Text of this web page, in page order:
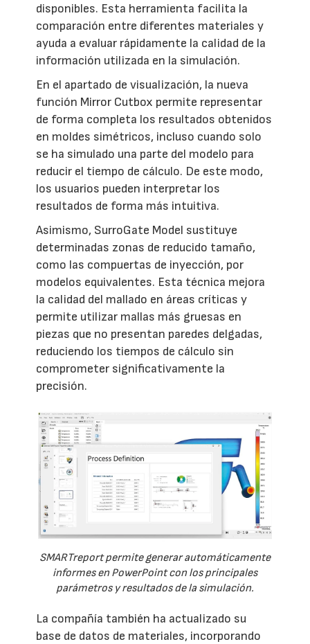
disponibles. Esta herramienta facilita la
comparación entre diferentes materiales y
ayuda a evaluar rápidamente la calidad de la
información utilizada en la simulación.
En el apartado de visualización, la nueva
función Mirror Cutbox permite representar
de forma completa los resultados obtenidos
en moldes simétricos, incluso cuando solo
se ha simulado una parte del modelo para
reducir el tiempo de cálculo. De este modo,
los usuarios pueden interpretar los
resultados de forma más intuitiva.
Asimismo, SurroGate Model sustituye
determinadas zonas de reducido tamaño,
como las compuertas de inyección, por
modelos equivalentes. Esta técnica mejora
la calidad del mallado en áreas críticas y
permite utilizar mallas más gruesas en
piezas que no presentan paredes delgadas,
reduciendo los tiempos de cálculo sin
comprometer significativamente la
precisión.
SMARTreport permite generar automáticamente
informes en PowerPoint con los principales
parámetros y resultados de la simulación.
La compañía también ha actualizado su
base de datos de materiales, incorporando